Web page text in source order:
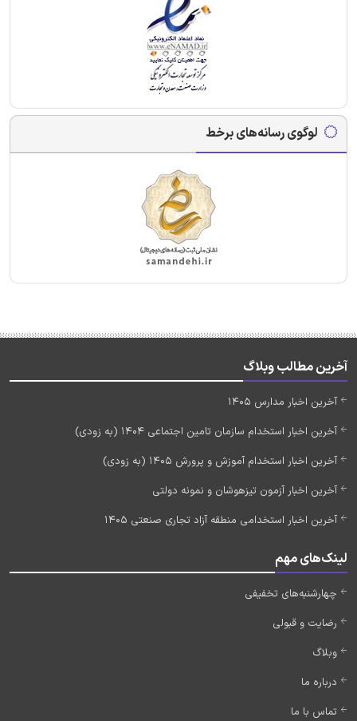
لوگوی رسانه‌های برخط
آخرین مطالب وبلاگ
آخرین اخبار مدارس 1405
آخرین اخبار استخدام سازمان تامین اجتماعی 1404 (به زودی)
آخرین اخبار استخدام آموزش و پرورش 1405 (به زودی)
آخرین اخبار آزمون تیزهوشان و نمونه دولتی
آخرین اخبار استخدامی منطقه آزاد تجاری صنعتی 1405
لینک‌های مهم
چهارشنبه‌های تخفیفی
رضایت و قبولی
وبلاگ
درباره ما
تماس با ما